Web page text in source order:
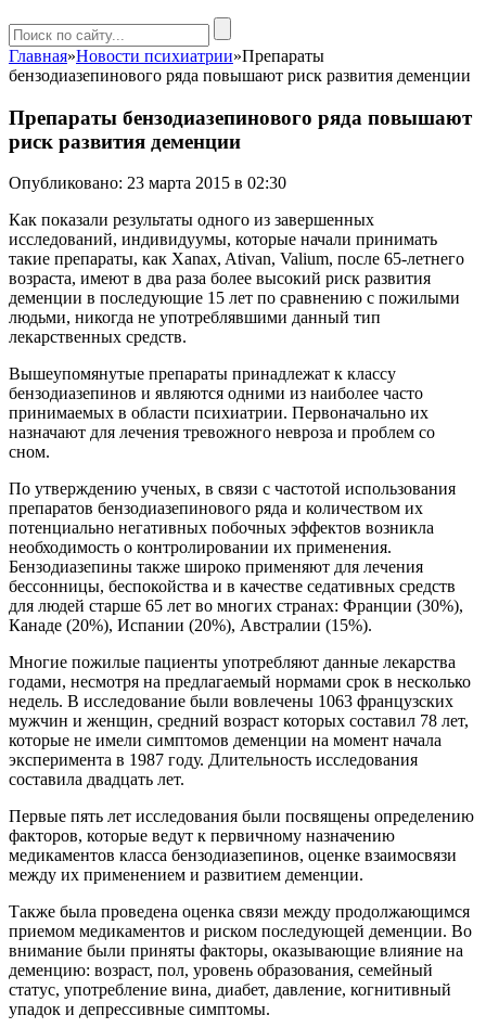
Главная»Новости психиатрии»Препараты
бензодиазепинового ряда повышают риск развития деменции
Препараты бензодиазепинового ряда повышают
риск развития деменции
Опубликовано: 23 марта 2015 в 02:30
Как показали результаты одного из завершенных
исследований, индивидуумы, которые начали принимать
такие препараты, как Xanax, Ativan, Valium, после 65-летнего
возраста, имеют в два раза более высокий риск развития
деменции в последующие 15 лет по сравнению с пожилыми
людьми, никогда не употреблявшими данный тип
лекарственных средств.
Вышеупомянутые препараты принадлежат к классу
бензодиазепинов и являются одними из наиболее часто
принимаемых в области психиатрии. Первоначально их
назначают для лечения тревожного невроза и проблем со
сном.
По утверждению ученых, в связи с частотой использования
препаратов бензодиазепинового ряда и количеством их
потенциально негативных побочных эффектов возникла
необходимость о контролировании их применения.
Бензодиазепины также широко применяют для лечения
бессонницы, беспокойства и в качестве седативных средств
для людей старше 65 лет во многих странах: Франции (30%),
Канаде (20%), Испании (20%), Австралии (15%).
Многие пожилые пациенты употребляют данные лекарства
годами, несмотря на предлагаемый нормами срок в несколько
недель. В исследование были вовлечены 1063 французских
мужчин и женщин, средний возраст которых составил 78 лет,
которые не имели симптомов деменции на момент начала
эксперимента в 1987 году. Длительность исследования
составила двадцать лет.
Первые пять лет исследования были посвящены определению
факторов, которые ведут к первичному назначению
медикаментов класса бензодиазепинов, оценке взаимосвязи
между их применением и развитием деменции.
Также была проведена оценка связи между продолжающимся
приемом медикаментов и риском последующей деменции. Во
внимание были приняты факторы, оказывающие влияние на
деменцию: возраст, пол, уровень образования, семейный
статус, употребление вина, диабет, давление, когнитивный
упадок и депрессивные симптомы.